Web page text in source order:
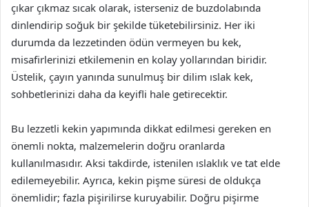
çıkar çıkmaz sıcak olarak, isterseniz de buzdolabında
dinlendirip soğuk bir şekilde tüketebilirsiniz. Her iki
durumda da lezzetinden ödün vermeyen bu kek,
misafirlerinizi etkilemenin en kolay yollarından biridir.
Üstelik, çayın yanında sunulmuş bir dilim ıslak kek,
sohbetlerinizi daha da keyifli hale getirecektir.
Bu lezzetli kekin yapımında dikkat edilmesi gereken en
önemli nokta, malzemelerin doğru oranlarda
kullanılmasıdır. Aksi takdirde, istenilen ıslaklık ve tat elde
edilemeyebilir. Ayrıca, kekin pişme süresi de oldukça
önemlidir; fazla pişirilirse kuruyabilir. Doğru pişirme